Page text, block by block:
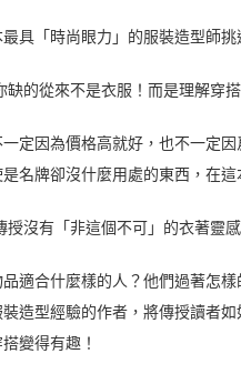
具「時尚眼力」的服裝造型師
缺的從來不是衣服！而是理解穿
一定因為價格高就好，也不一定
名牌卻沒什麼用處的東西，在
授沒有「非這個不可」的衣著靈感
適合什麼樣的人？他們過著怎
裝造型經驗的作者，將傳授讀者
變得有趣！